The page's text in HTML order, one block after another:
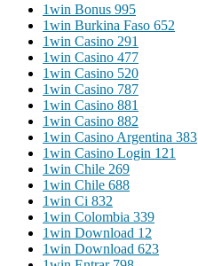
1win Bonus 995
1win Burkina Faso 652
1win Casino 291
1win Casino 477
1win Casino 520
1win Casino 787
1win Casino 881
1win Casino 882
1win Casino Argentina 383
1win Casino Login 121
1win Chile 269
1win Chile 688
1win Ci 832
1win Colombia 339
1win Download 12
1win Download 623